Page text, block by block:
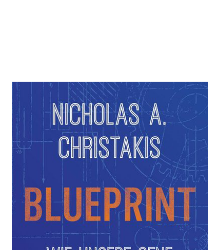
Blueprint – Wie unsere Gene das
gesellschaftliche Zusammenleben
prägen
Zur Wunschliste hinzufügen
VonNicholas Alexander Christakis
Verlag: S. Fischer 27.11.2019
Buch 600 Seiten